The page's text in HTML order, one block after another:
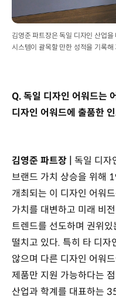
김영준 파트장은 독일 디자인 산업
시스템이 괄목할 만한 성적을 기록해
Q. 독일 디자인 어워드는
디자인 어워드에 출품한
김영준 파트장 | 독일 디자
브랜드 가치 상승을 위해
개최되는 이 디자인 어워
가치를 대변하고 미래 비
트렌드를 선도하며 권위
떨치고 있다. 특히 타 디자
않으며 다른 디자인 어워
제품만 지원 가능하다는
산업과 학계를 대표하는